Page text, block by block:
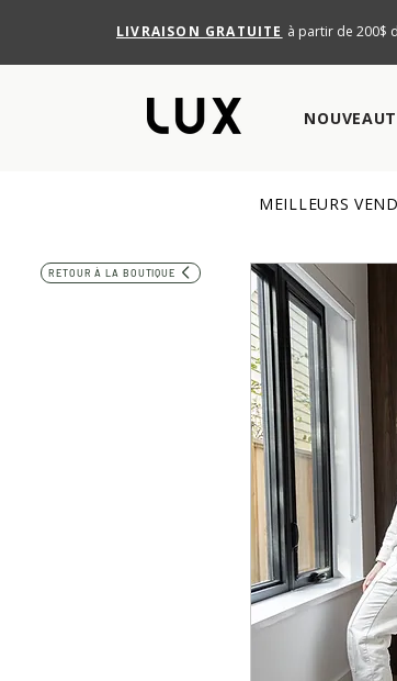
LIVRAISON GRATUITE à partir de 200$
MEILLEURS
RETOUR À LA BOUTIQUE